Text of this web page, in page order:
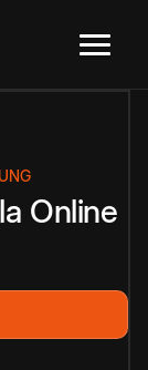
Online